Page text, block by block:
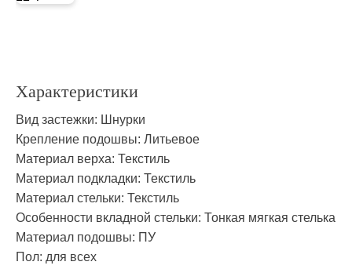
Характеристики
Вид застежки: Шнурки
Крепление подошвы: Литьевое
Материал верха: Текстиль
Материал подкладки: Текстиль
Материал стельки: Текстиль
Особенности вкладной стельки: Тонкая мягкая стелька
Материал подошвы: ПУ
Пол: для всех